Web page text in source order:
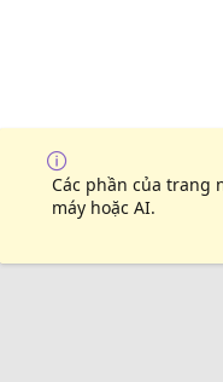
Các phần của trang
máy hoặc AI.